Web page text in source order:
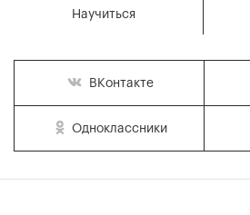
Научиться
ВКонтакте
Одноклассники